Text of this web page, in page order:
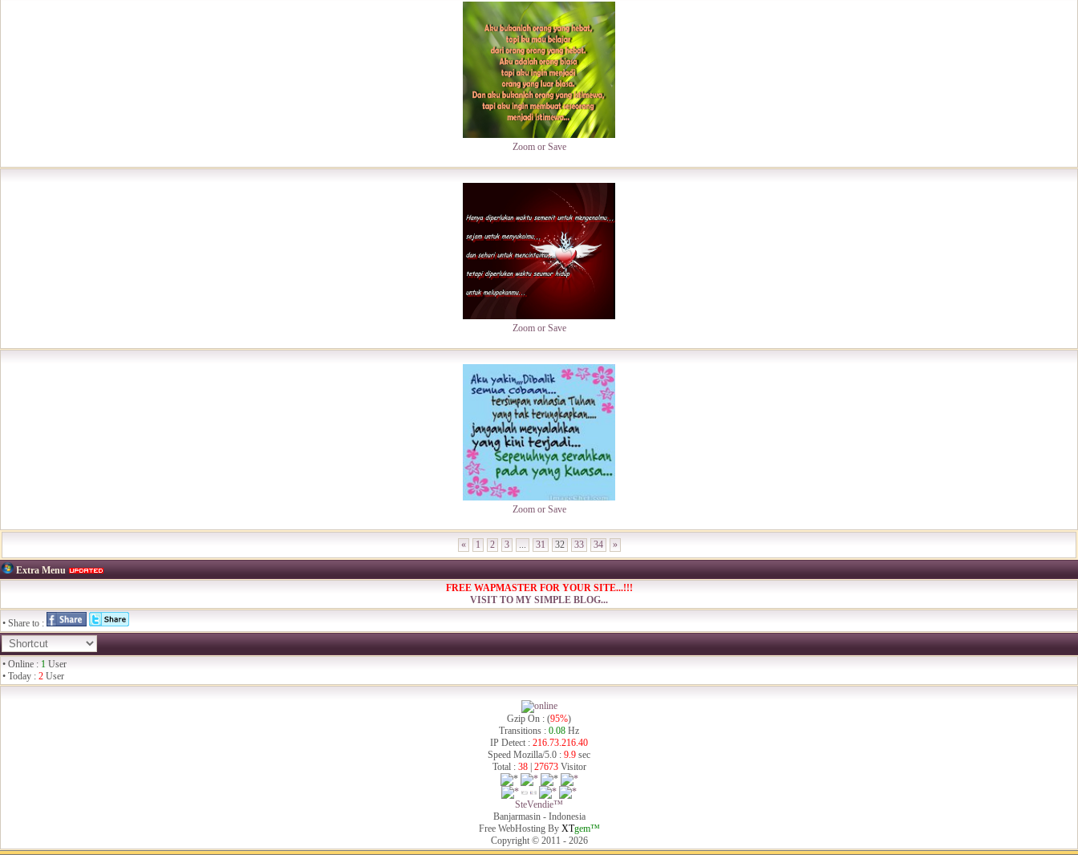
Zoom or Save
Zoom or Save
Zoom or Save
« 1 2 3 ... 31 32 33 34 »
Extra Menu
FREE WAPMASTER FOR YOUR SITE...!!!
VISIT TO MY SIMPLE BLOG...
• Share to :
• Online : 1 User
• Today : 2 User
Gzip On : (95%)
Transitions : 0.08 Hz
IP Detect : 216.73.216.40
Speed Mozilla/5.0 : 9.9 sec
Total : 38| 27673Visitor
SteVendie™
Banjarmasin - Indonesia
Free WebHosting By XTgem™
Copyright © 2011 - 2026